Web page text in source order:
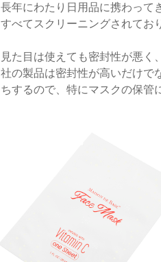
長年にわたり日用品に携わって
すべてスクリーニングされてお
見た目は使えても密封性が悪
社の製品は密封性が高いだけで
ちするので、特にマスクの保管